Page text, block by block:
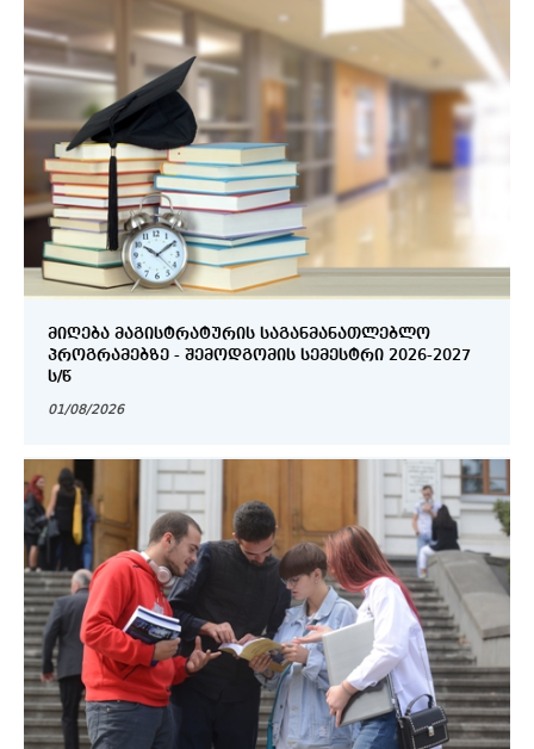
ᲛᲘᲦᲔᲑᲐ ᲛᲐᲒᲘᲡᲢᲠᲐᲢᲣᲠᲘᲡ ᲡᲐᲒᲐᲜᲛᲐᲜᲐᲗᲚᲔᲑᲚᲝ
ᲞᲠᲝᲒᲠᲐᲛᲔᲑᲖᲔ - ᲨᲔᲛᲝᲓᲒᲝᲛᲘᲡ ᲡᲔᲛᲔᲡᲢᲠᲘ 2026-2027
Ს/Წ
01/08/2026